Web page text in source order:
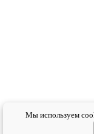
Мы используем